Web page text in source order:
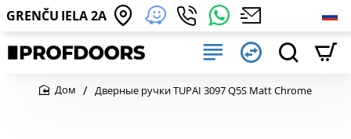
GRENČU IELA 2A
Дверные ручки TUPAI 3097 Q5S Matt Chrome